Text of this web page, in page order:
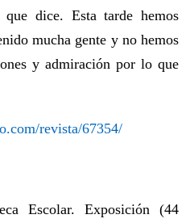
dice. Esta tarde hemos
mucha gente y no hemos
y admiración por lo que
revista/67354/
Escolar. Exposición (44